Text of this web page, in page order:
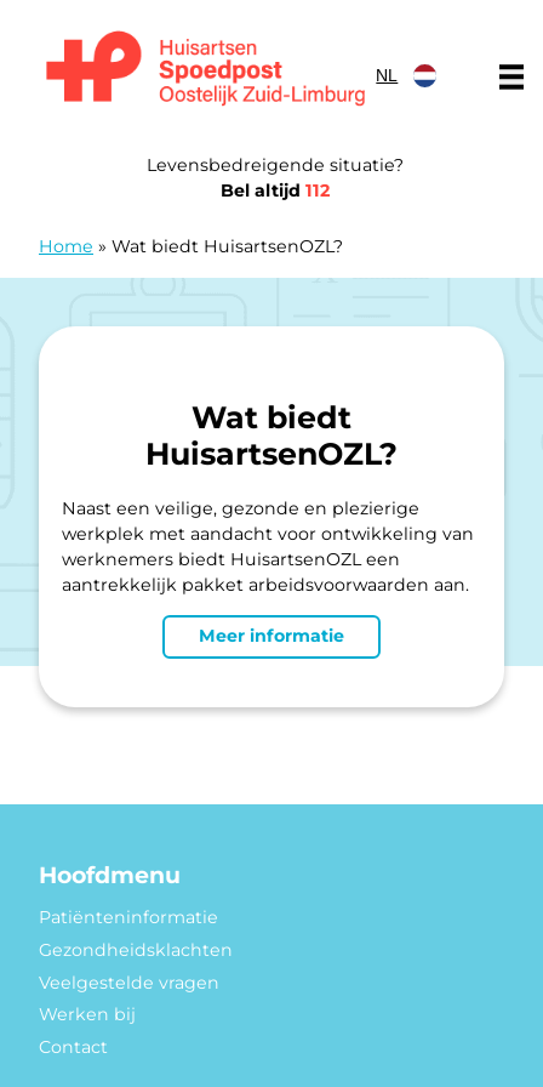
NL
Levensbedreigende situatie?
Bel altijd 112
Home » Wat biedt HuisartsenOZL?
Wat biedt
HuisartsenOZL?
Naast een veilige, gezonde en plezierige
werkplek met aandacht voor ontwikkeling van
werknemers biedt HuisartsenOZL een
aantrekkelijk pakket arbeidsvoorwaarden aan.
Meer informatie
Hoofdmenu
Patiënteninformatie
Gezondheidsklachten
Veelgestelde vragen
Werken bij
Contact